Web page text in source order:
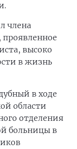
члена
проявленное
высоко
в жизнь
в ходе
области
отделения
больницы в